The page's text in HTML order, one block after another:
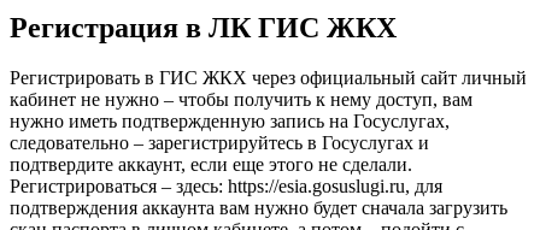
Регистрация в ЛК ГИС ЖКХ
Регистрировать в ГИС ЖКХ через официальный сайт личный
кабинет не нужно – чтобы получить к нему доступ, вам
нужно иметь подтвержденную запись на Госуслугах,
следовательно – зарегистрируйтесь в Госуслугах и
подтвердите аккаунт, если еще этого не сделали.
Регистрироваться – здесь: https://esia.gosuslugi.ru, для
подтверждения аккаунта вам нужно будет сначала загрузить